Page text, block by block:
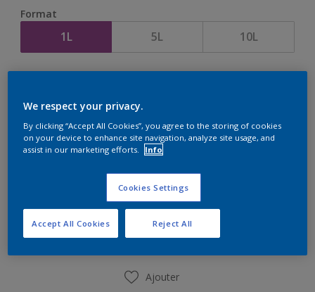
Format
1L 5L 10L
Ajouter à la liste d’achats
Trouver un magasin
Ajouter
We respect your privacy.
By clicking “Accept All Cookies”, you agree to the storing of cookies
on your device to enhance site navigation, analyze site usage, and
assist in our marketing efforts.
Info
Cookies Settings
Reject All
Accept All Cookies